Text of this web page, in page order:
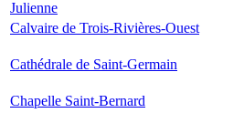
Julienne
Calvaire de Trois-Rivières-Ouest
Cathédrale de Saint-Germain
Chapelle Saint-Bernard